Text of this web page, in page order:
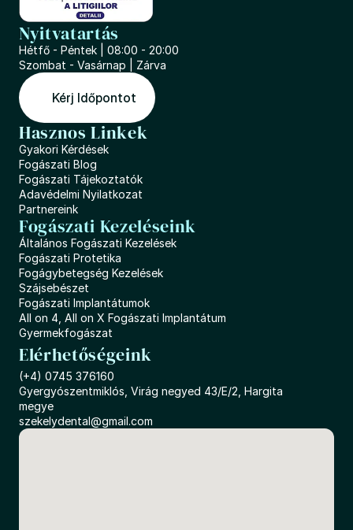
Fogászati Kezeléseink
Általános Fogászati Kezelések
Fogászati Protetika
Fogágybetegség Kezelések
Szájsebészet
Fogászati Implantátumok
All on 4, All on X Fogászati Implantátum
Gyermekfogászat
Elérhetőségeink
(+4) 0745 376160
Gyergyószentmiklós, Virág negyed 43/E/2, Hargita
megye
szekelydental@gmail.com
Nyitvatartás
Hétfő - Péntek | 08:00 - 20:00
Szombat - Vasárnap | Zárva
Kérj Időpontot
Hasznos Linkek
Gyakori Kérdések
Fogászati Blog
Fogászati Tájekoztatók
Adavédelmi Nyilatkozat
Partnereink